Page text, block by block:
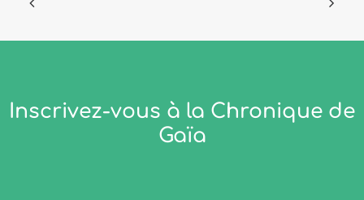
Inscrivez-vous à la Chronique de
Gaïa